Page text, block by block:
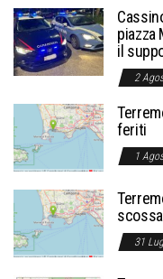
piazza
il
2
feriti
1
31